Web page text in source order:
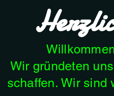
Wir gründeten
schaffen. Wir sind